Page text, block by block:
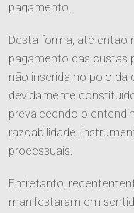
Áreas
pagamento.
Desta forma, até então
pagamento das custas
não inserida no polo da
devidamente
prevalecendo o
razoabilidade,
processuais.
Entretanto,
manifestaram em